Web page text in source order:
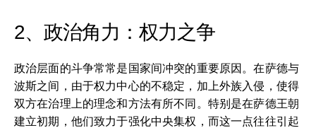
2、政治角力：权力之争
政治层面的斗争常常是国家间冲突的重要原因。在萨德与
波斯之间，由于权力中心的不稳定，加上外族入侵，使得
双方在治理上的理念和方法有所不同。特别是在萨德王朝
建立初期，他们致力于强化中央集权，而这一点往往引起